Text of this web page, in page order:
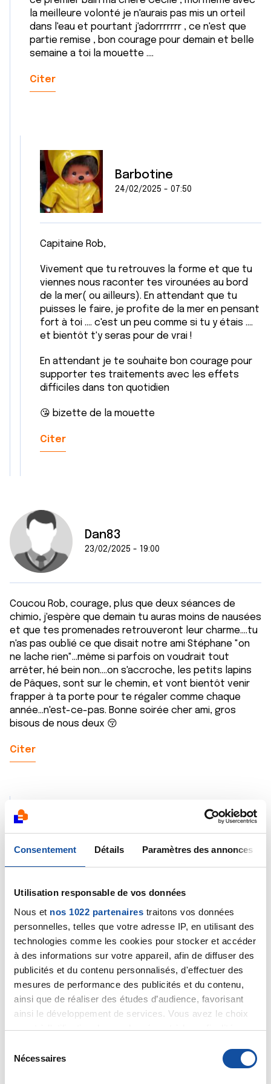
Consentement Détails Paramètres des annonces
Utilisation responsable de vos données
Nous et nos 1022 partenaires traitons vos données
personnelles, telles que votre adresse IP, en utilisant des
technologies comme les cookies pour stocker et accéder
à des informations sur votre appareil, afin de diffuser des
publicités et du contenu personnalisés, d'effectuer des
mesures de performance des publicités et du contenu,
ainsi que de réaliser des études d’audience, favorisant
ainsi le développement de services. Vous avez le choix
quant à l'utilisation de vos données et à leurs finalités.
tout moment en consultant la Déclaration relative aux
cookies ou en cliquant sur l'icône de confidentialité.
Nécessaires
la meilleure volonté je n'aurais pas mis un orteil
dans l'eau et pourtant j'adorrrrrrr , ce n'est que
partie remise , bon courage pour demain et belle
semaine a toi la mouette ....
Citer
Barbotine
24/02/2025 - 07:50
Capitaine Rob,
Vivement que tu retrouves la forme et que tu
viennes nous raconter tes virounées au bord
de la mer( ou ailleurs). En attendant que tu
puisses le faire, je profite de la mer en pensant
fort à toi .... c'est un peu comme si tu y étais ....
et bientôt t'y seras pour de vrai !
En attendant je te souhaite bon courage pour
supporter tes traitements avec les effets
difficiles dans ton quotidien
😘 bizette de la mouette
Citer
Dan83
23/02/2025 - 19:00
Coucou Rob, courage, plus que deux séances de
chimio, j'espère que demain tu auras moins de nausées
et que tes promenades retrouveront leur charme....tu
n'as pas oublié ce que disait notre ami Stéphane "on
ne lache rien"...même si parfois on voudrait tout
arrêter, hé bein non....on s'accroche, les petits lapins
de Pâques, sont sur le chemin, et vont bientôt venir
frapper à ta porte pour te régaler comme chaque
année...n'est-ce-pas. Bonne soirée cher ami, gros
bisous de nous deux 😚
Citer
rob
23/02/2025 - 19:14
bon espoir que demain soit un jour meilleur , je t'ai
loupé de peu au tel mais tu appelles quand tu
veux chère amie , bonne soirée a vous deux ...
Citer